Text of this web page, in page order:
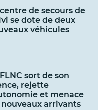
de secours de
se dote de deux
véhicules
sort de son
rejette
et menace
nouveaux arrivants